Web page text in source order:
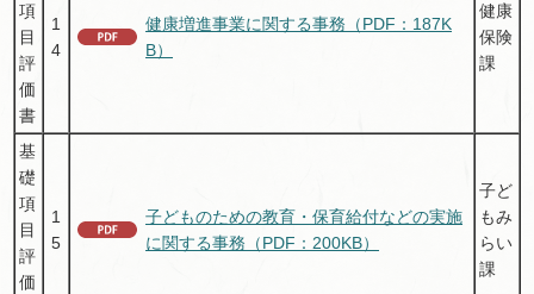
項
目
評
価
書
1
4
健康増進事業に関する事務（PDF：187K
B）
健康
保険
課
基
礎
項
目
評
価
1
5
子どものための教育・保育給付などの実施
に関する事務（PDF：200KB）
子ど
もみ
らい
課